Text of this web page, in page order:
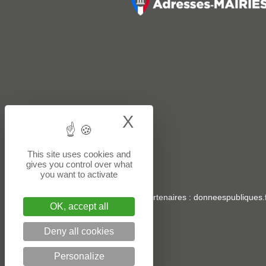
Sites partenaires:
This site uses cookies and
gives you control over what
you want to activate
OK, accept all
Deny all cookies
Personalize
X